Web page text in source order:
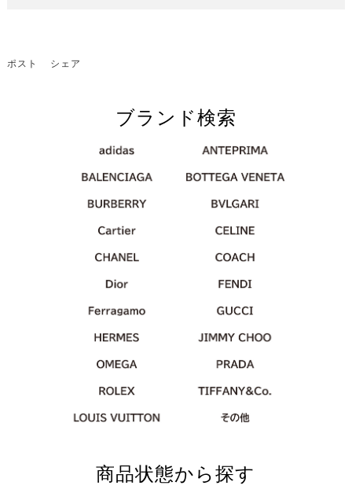
シェア
ポスト
ブランド検索
商品状態から探す